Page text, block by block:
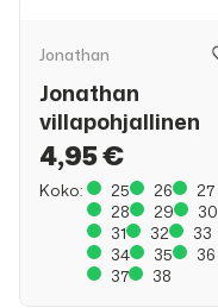
Jonathan
Jonathan
villapohjallinen
4,95 €
Koko: 25 26
27
28
29
30
31
32
33
34
35
36
37
38